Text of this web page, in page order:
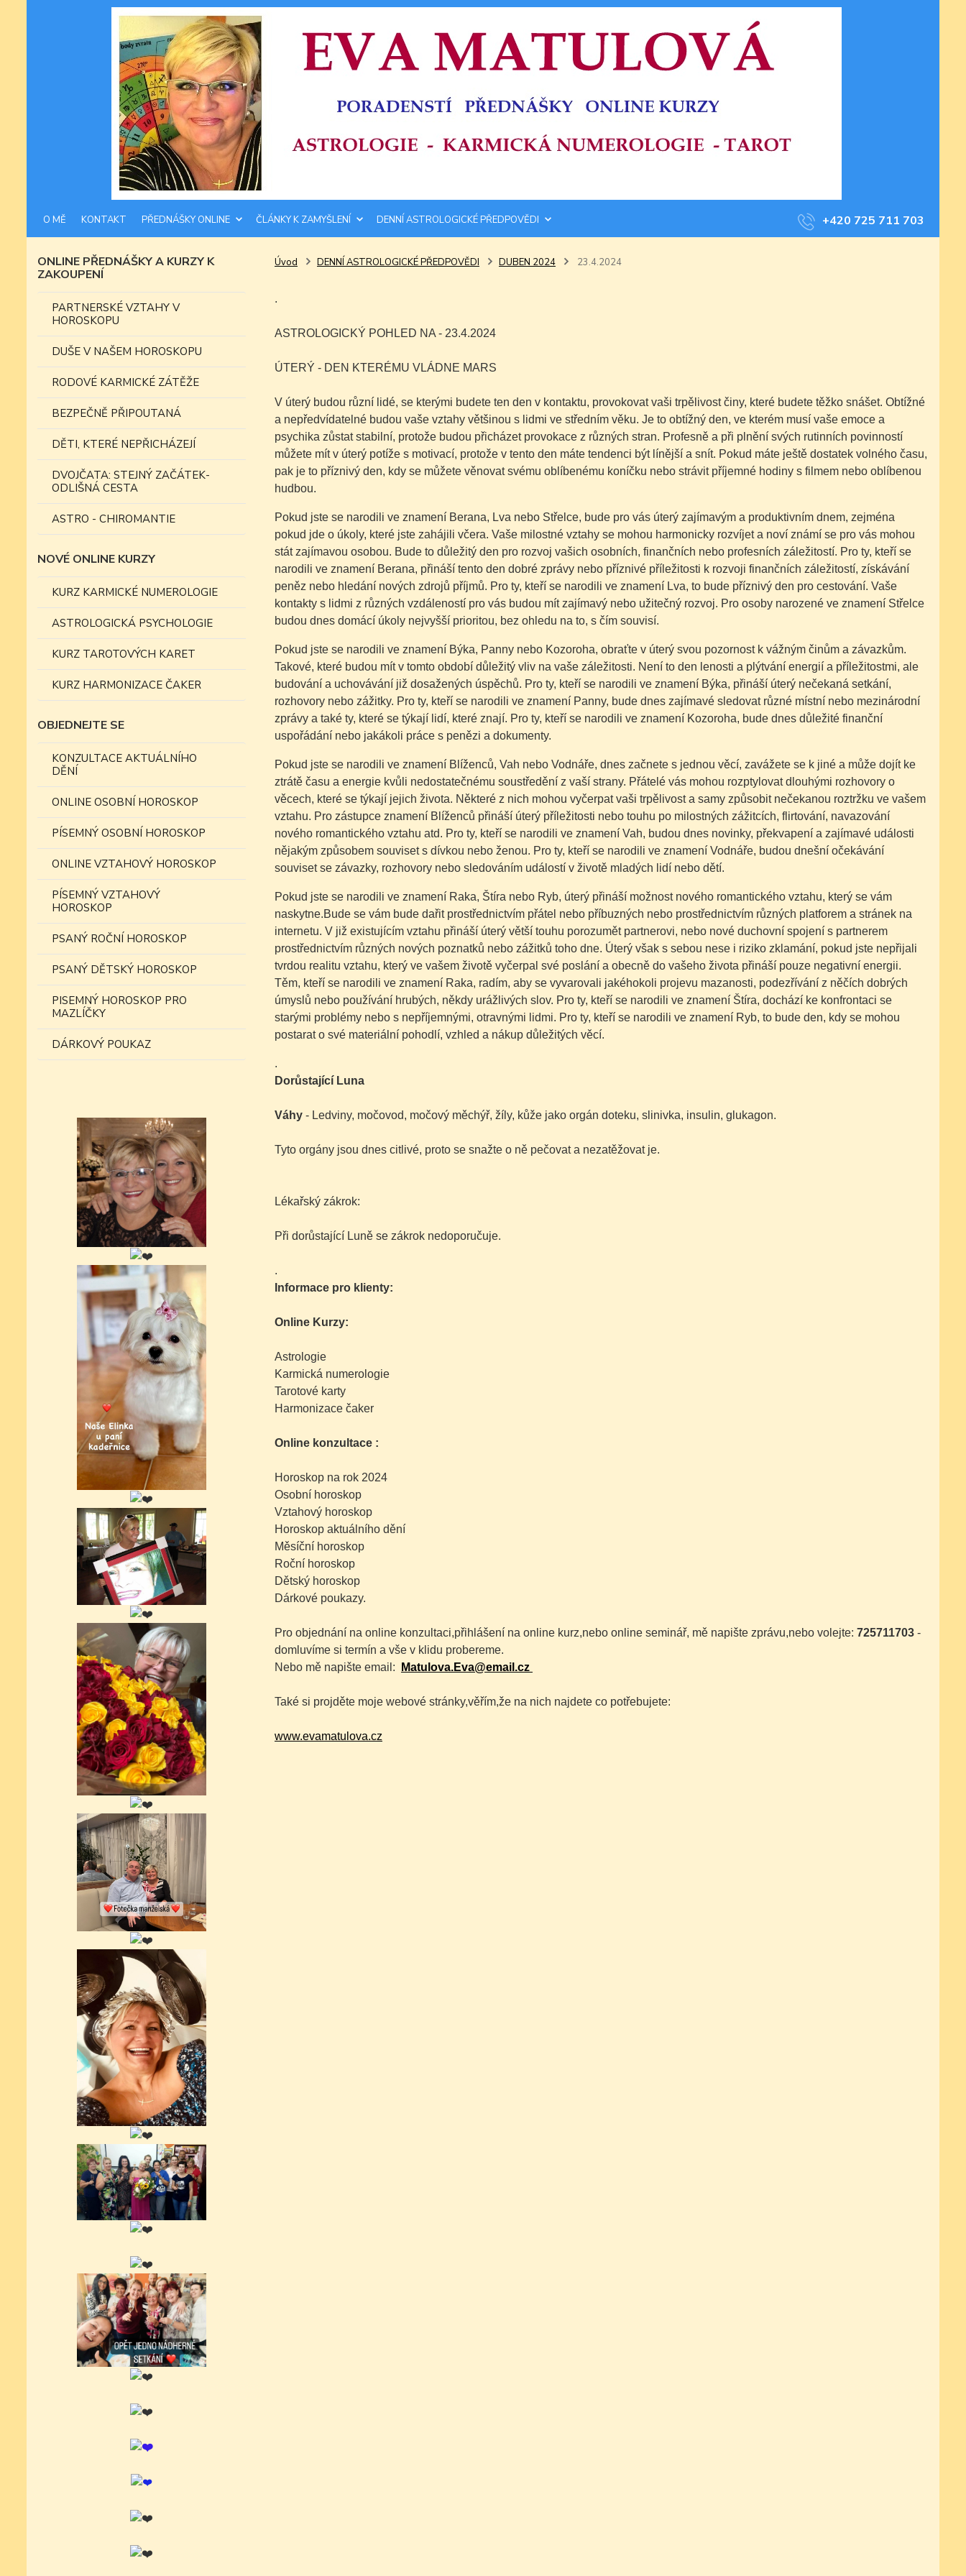
O MĚ KONTAKT PŘEDNÁŠKY ONLINE ČLÁNKY K ZAMYŠLENÍ DENNÍ ASTROLOGICKÉ PŘEDPOVĚDI +420 725 711 703
ONLINE PŘEDNÁŠKY A KURZY K
ZAKOUPENÍ
PARTNERSKÉ VZTAHY V
HOROSKOPU
DUŠE V NAŠEM HOROSKOPU
RODOVÉ KARMICKÉ ZÁTĚŽE
BEZPEČNĚ PŘIPOUTANÁ
DĚTI, KTERÉ NEPŘICHÁZEJÍ
DVOJČATA: STEJNÝ ZAČÁTEK-
ODLIŠNÁ CESTA
ASTRO - CHIROMANTIE
NOVÉ ONLINE KURZY
KURZ KARMICKÉ NUMEROLOGIE
ASTROLOGICKÁ PSYCHOLOGIE
KURZ TAROTOVÝCH KARET
KURZ HARMONIZACE ČAKER
OBJEDNEJTE SE
KONZULTACE AKTUÁLNÍHO
DĚNÍ
ONLINE OSOBNÍ HOROSKOP
PÍSEMNÝ OSOBNÍ HOROSKOP
ONLINE VZTAHOVÝ HOROSKOP
PÍSEMNÝ VZTAHOVÝ
HOROSKOP
PSANÝ ROČNÍ HOROSKOP
PSANÝ DĚTSKÝ HOROSKOP
PISEMNÝ HOROSKOP PRO
MAZLÍČKY
DÁRKOVÝ POUKAZ
Úvod DENNÍ ASTROLOGICKÉ PŘEDPOVĚDI DUBEN 2024 23.4.2024
.
ASTROLOGICKÝ POHLED NA - 23.4.2024
ÚTERÝ - DEN KTERÉMU VLÁDNE MARS
V úterý budou různí lidé, se kterými budete ten den v kontaktu, provokovat vaši trpělivost činy, které budete těžko snášet. Obtížné
a nepředvídatelné budou vaše vztahy většinou s lidmi ve středním věku. Je to obtížný den, ve kterém musí vaše emoce a
psychika zůstat stabilní, protože budou přicházet provokace z různých stran. Profesně a při plnění svých rutinních povinností
můžete mít v úterý potíže s motivací, protože v tento den máte tendenci být línější a snít. Pokud máte ještě dostatek volného času,
pak je to příznivý den, kdy se můžete věnovat svému oblíbenému koníčku nebo strávit příjemné hodiny s filmem nebo oblíbenou
hudbou.
Pokud jste se narodili ve znamení Berana, Lva nebo Střelce, bude pro vás úterý zajímavým a produktivním dnem, zejména
pokud jde o úkoly, které jste zahájili včera. Vaše milostné vztahy se mohou harmonicky rozvíjet a noví známí se pro vás mohou
stát zajímavou osobou. Bude to důležitý den pro rozvoj vašich osobních, finančních nebo profesních záležitostí. Pro ty, kteří se
narodili ve znamení Berana, přináší tento den dobré zprávy nebo příznivé příležitosti k rozvoji finančních záležitostí, získávání
peněz nebo hledání nových zdrojů příjmů. Pro ty, kteří se narodili ve znamení Lva, to bude příznivý den pro cestování. Vaše
kontakty s lidmi z různých vzdáleností pro vás budou mít zajímavý nebo užitečný rozvoj. Pro osoby narozené ve znamení Střelce
budou dnes domácí úkoly nejvyšší prioritou, bez ohledu na to, s čím souvisí.
Pokud jste se narodili ve znamení Býka, Panny nebo Kozoroha, obraťte v úterý svou pozornost k vážným činům a závazkům.
Takové, které budou mít v tomto období důležitý vliv na vaše záležitosti. Není to den lenosti a plýtvání energií a příležitostmi, ale
budování a uchovávání již dosažených úspěchů. Pro ty, kteří se narodili ve znamení Býka, přináší úterý nečekaná setkání,
rozhovory nebo zážitky. Pro ty, kteří se narodili ve znamení Panny, bude dnes zajímavé sledovat různé místní nebo mezinárodní
zprávy a také ty, které se týkají lidí, které znají. Pro ty, kteří se narodili ve znamení Kozoroha, bude dnes důležité finanční
uspořádání nebo jakákoli práce s penězi a dokumenty.
Pokud jste se narodili ve znamení Blíženců, Vah nebo Vodnáře, dnes začnete s jednou věcí, zavážete se k jiné a může dojít ke
ztrátě času a energie kvůli nedostatečnému soustředění z vaší strany. Přátelé vás mohou rozptylovat dlouhými rozhovory o
věcech, které se týkají jejich života. Některé z nich mohou vyčerpat vaši trpělivost a samy způsobit nečekanou roztržku ve vašem
vztahu. Pro zástupce znamení Blíženců přináší úterý příležitosti nebo touhu po milostných zážitcích, flirtování, navazování
nového romantického vztahu atd. Pro ty, kteří se narodili ve znamení Vah, budou dnes novinky, překvapení a zajímavé události
nějakým způsobem souviset s dívkou nebo ženou. Pro ty, kteří se narodili ve znamení Vodnáře, budou dnešní očekávání
souviset se závazky, rozhovory nebo sledováním událostí v životě mladých lidí nebo dětí.
Pokud jste se narodili ve znamení Raka, Štíra nebo Ryb, úterý přináší možnost nového romantického vztahu, který se vám
naskytne.Bude se vám bude dařit prostřednictvím přátel nebo příbuzných nebo prostřednictvím různých platforem a stránek na
internetu. V již existujícím vztahu přináší úterý větší touhu porozumět partnerovi, nebo nové duchovní spojení s partnerem
prostřednictvím různých nových poznatků nebo zážitků toho dne. Úterý však s sebou nese i riziko zklamání, pokud jste nepřijali
tvrdou realitu vztahu, který ve vašem životě vyčerpal své poslání a obecně do vašeho života přináší pouze negativní energii.
Těm, kteří se narodili ve znamení Raka, radím, aby se vyvarovali jakéhokoli projevu mazanosti, podezřívání z něčích dobrých
úmyslů nebo používání hrubých, někdy urážlivých slov. Pro ty, kteří se narodili ve znamení Štíra, dochází ke konfrontaci se
starými problémy nebo s nepříjemnými, otravnými lidmi. Pro ty, kteří se narodili ve znamení Ryb, to bude den, kdy se mohou
postarat o své materiální pohodlí, vzhled a nákup důležitých věcí.
.
Dorůstající Luna
Váhy- Ledviny, močovod, močový měchýř, žíly, kůže jako orgán doteku, slinivka, insulin, glukagon.
Tyto orgány jsou dnes citlivé, proto se snažte o ně pečovat a nezatěžovat je.
Lékařský zákrok:
Při dorůstající Luně se zákrok nedoporučuje.
.
Informace pro klienty:
Online Kurzy:
Astrologie
Karmická numerologie
Tarotové karty
Harmonizace čaker
Online konzultace :
Horoskop na rok 2024
Osobní horoskop
Vztahový horoskop
Horoskop aktuálního dění
Měsíční horoskop
Roční horoskop
Dětský horoskop
Dárkové poukazy.
Pro objednání na online konzultaci,přihlášení na online kurz,nebo online seminář, mě napište zprávu,nebo volejte: 725711703-
domluvíme si termín a vše v klidu probereme.
Nebo mě napište email:
Matulova.Eva@email.cz
Také si projděte moje webové stránky,věřím,že na nich najdete co potřebujete:
www.evamatulova.cz